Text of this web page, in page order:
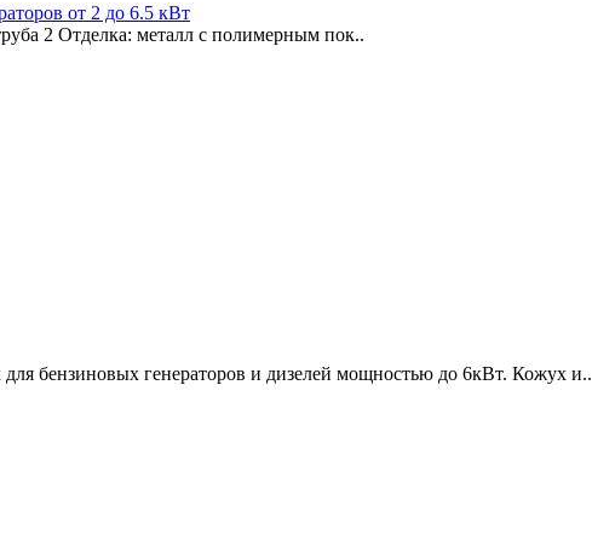
от 2 до 6.5 кВт
2 Отделка: металл с полимерным пок..
бензиновых генераторов и дизелей мощностью до 6кВт. Кожух и..